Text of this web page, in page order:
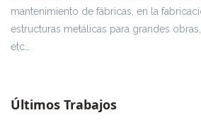
mantenimiento de fábricas, en la
estructuras metálicas para grandes obras,
etc…
Últimos Trabajos